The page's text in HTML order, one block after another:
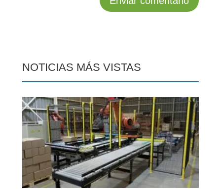
NOTICIAS MÁS VISTAS